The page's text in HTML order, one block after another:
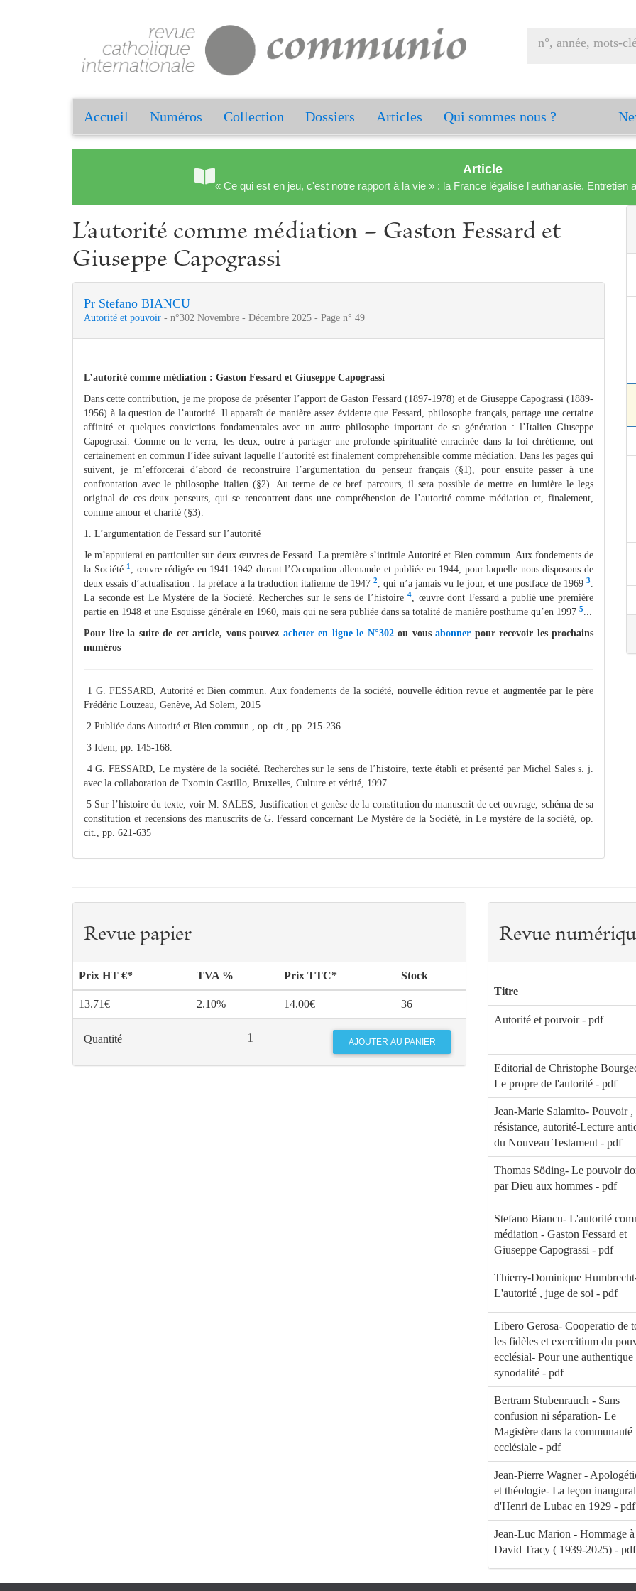
Accueil Numéros Collection Dossiers Articles Qui sommes nous ?
Article
« Ce qui est en jeu, c'est notre rapport à la vie » : la France légalise l'euthanasie. Entretien
L’autorité comme médiation − Gaston Fessard et
Giuseppe Capograssi
Pr Stefano BIANCU
Autorité et pouvoir - n°302 Novembre - Décembre 2025 - Page n° 49
L’autorité comme médiation : Gaston Fessard et Giuseppe Capograssi
Dans cette contribution, je me propose de présenter l’apport de Gaston Fessard (1897-1978) et de Giuseppe Capograssi (1889-
1956) à la question de l’autorité. Il apparaît de manière assez évidente que Fessard, philosophe français, partage une certaine
affinité et quelques convictions fondamentales avec un autre philosophe important de sa génération : l’Italien Giuseppe
Capograssi. Comme on le verra, les deux, outre à partager une profonde spiritualité enracinée dans la foi chrétienne, ont
certainement en commun l’idée suivant laquelle l’autorité est finalement compréhensible comme médiation. Dans les pages qui
suivent, je m’efforcerai d’abord de reconstruire l’argumentation du penseur français (§1), pour ensuite passer à une
confrontation avec le philosophe italien (§2). Au terme de ce bref parcours, il sera possible de mettre en lumière le legs
original de ces deux penseurs, qui se rencontrent dans une compréhension de l’autorité comme médiation et, finalement,
comme amour et charité (§3).
1. L’argumentation de Fessard sur l’autorité
Je m’appuierai en particulier sur deux œuvres de Fessard. La première s’intitule Autorité et Bien commun. Aux fondements de
la Société 1 , œuvre rédigée en 1941-1942 durant l’Occupation allemande et publiée en 1944, pour laquelle nous disposons de
deux essais d’actualisation : la préface à la traduction italienne de 1947 2, qui n’a jamais vu le jour, et une postface de 1969 3.
La seconde est Le Mystère de la Société. Recherches sur le sens de l’histoire 4, œuvre dont Fessard a publié une première
partie en 1948 et une Esquisse générale en 1960, mais qui ne sera publiée dans sa totalité de manière posthume qu’en 1997 5...
Pour lire la suite de cet article, vous pouvez acheter en ligne le N°302ou vous abonner pour recevoir les prochains
numéros
1 G. FESSARD, Autorité et Bien commun. Aux fondements de la société, nouvelle édition revue et augmentée par le père
Frédéric Louzeau, Genève, Ad Solem, 2015
2 Publiée dans Autorité et Bien commun., op. cit., pp. 215-236
3 Idem, pp. 145-168.
4 G. FESSARD, Le mystère de la société. Recherches sur le sens de l’histoire, texte établi et présenté par Michel Sales s. j.
avec la collaboration de Txomin Castillo, Bruxelles, Culture et vérité, 1997
5 Sur l’histoire du texte, voir M. SALES, Justification et genèse de la constitution du manuscrit de cet ouvrage, schéma de sa
constitution et recensions des manuscrits de G. Fessard concernant Le Mystère de la Société, in Le mystère de la société, op.
cit., pp. 621-635
Revue papier
Prix HT €* TVA % Prix TTC* Stock
13.71€ 2.10% 14.00€ 36
Quantité
Revue
Titre
Autorité et pouvoir - pdf
Editorial de Christophe
Le propre de l'autorité - pdf
Jean-Marie Salamito- Pouvoir ,
résistance, autorité-Lecture
du Nouveau Testament - pdf
Thomas Söding- Le pouvoir
par Dieu aux hommes - pdf
Stefano Biancu- L'autorité
médiation - Gaston Fessard et
Giuseppe Capograssi - pdf
Thierry-Dominique
L'autorité , juge de soi - pdf
Libero Gerosa- Cooperatio de
les fidèles et exercitium du
ecclésial- Pour une authentique
synodalité - pdf
Bertram Stubenrauch - Sans
confusion ni séparation- Le
Magistère dans la communauté
ecclésiale - pdf
Jean-Pierre Wagner -
et théologie- La leçon
d'Henri de Lubac en 1929 - pdf
Jean-Luc Marion - Hommage à
David Tracy ( 1939-2025) - pdf